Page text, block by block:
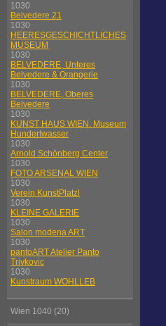
1030
Belvedere 21
1030
HEERESGESCHICHTLICHES
MUSEUM
1030
BELVEDERE, Unteres
Belvedere & Orangerie
1030
BELVEDERE, Oberes
Belvedere
1030
KUNST HAUS WIEN. Museum
Hundertwasser
1030
Arnold Schönberg Center
1030
FOTO ARSENAL WIEN
1030
Verein KunstPlatzl
1030
KLEINE GALERIE
1030
Salon modena ART
1030
pantoART Atelier Panto
Trivkovic
1030
Kunstraum WOHLLEB
Wien 1040 (20)